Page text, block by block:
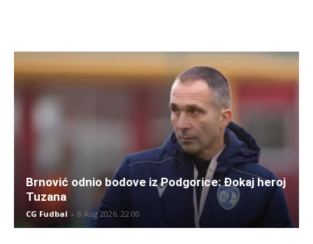
Brnović odnio bodove iz Podgorice: Đokaj heroj
Tuzana
CG Fudbal - 8 Aug 2026. 22:00